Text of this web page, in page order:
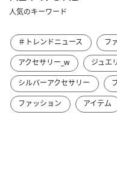
人気のキーワード
＃トレンドニュース フ
アクセサリー_w
ジュエ
シルバーアクセサリー
ファッション
アイテム